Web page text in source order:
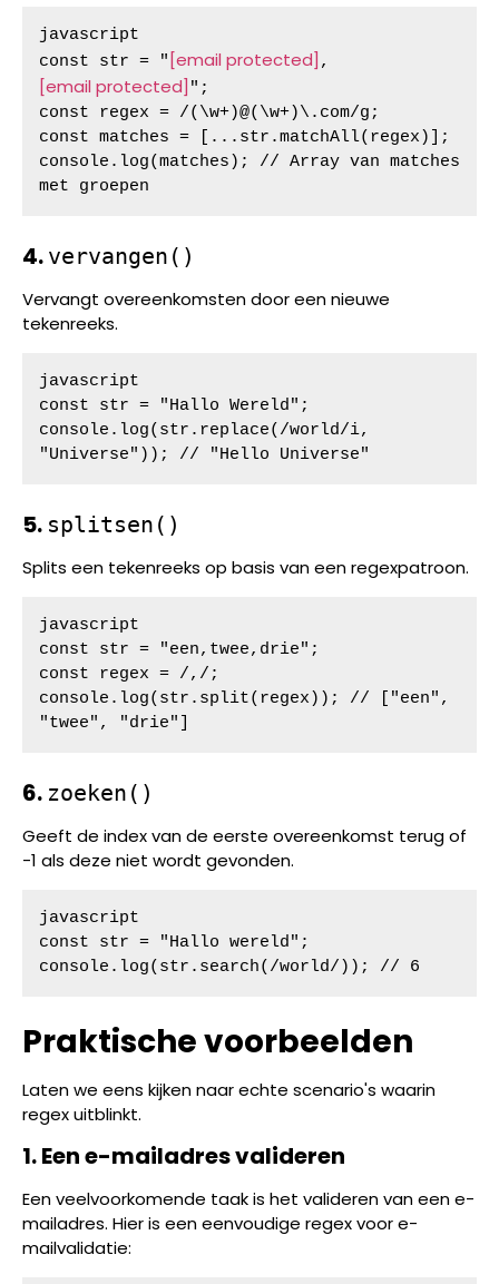
javascript
const str = " [email protected]
[email protected] ";
const regex = /(\w+)@(\w+)\.com/g;
const matches = [...str.matchAll(regex)];
console.log(matches); // Array van matches
met groepen
4. vervangen()
Vervangt overeenkomsten door een nieuwe
tekenreeks.
javascript
const str = "Hallo Wereld";
console.log(str.replace(/world/i,
"Universe")); // "Hello Universe"
5. splitsen()
Splits een tekenreeks op basis van een regexpatroon.
javascript
const str = "een,twee,drie";
const regex = /,/;
console.log(str.split(regex)); // ["een",
"twee", "drie"]
6. zoeken()
Geeft de index van de eerste overeenkomst terug of
-1 als deze niet wordt gevonden.
javascript
const str = "Hallo wereld";
console.log(str.search(/world/)); // 6
Praktische voorbeelden
Laten we eens kijken naar echte scenario's waarin
regex uitblinkt.
1. Een e-mailadres valideren
Een veelvoorkomende taak is het valideren van een e-
mailadres. Hier is een eenvoudige regex voor e-
mailvalidatie: